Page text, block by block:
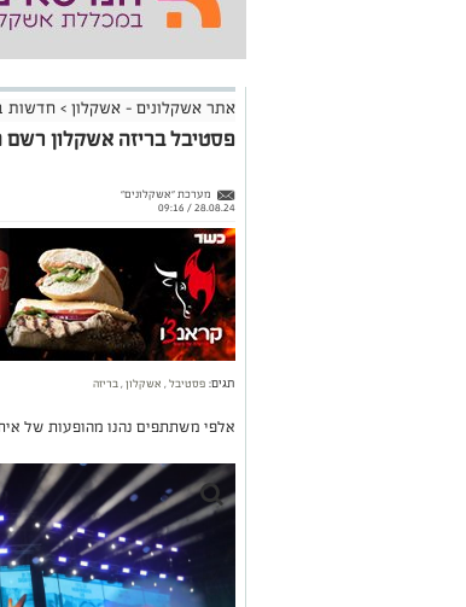
אתר אשקלונים - אשקלון > חדשות
פסטיבל בריזה אשקלון רשם
מערכת "אשקלונים"
28.08.24 / 09:16
תגים: פסטיבל, אשקלון,בריזה
אלפי משתתפים נהנו מהופעות של